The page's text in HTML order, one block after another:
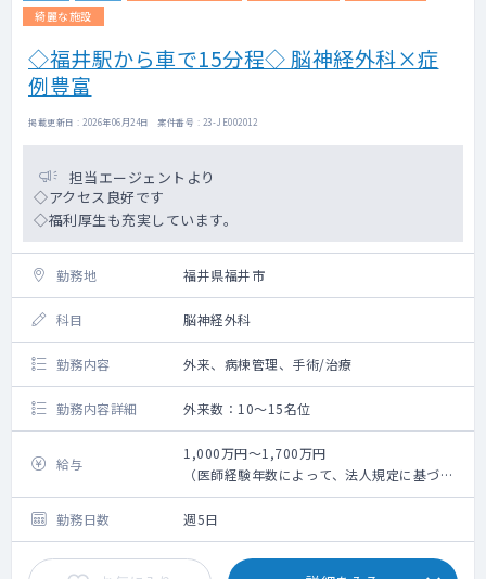
綺麗な施設
◇福井駅から車で15分程◇ 脳神経外科×症
例豊富
掲載更新日 : 2026年06月24日 案件番号 : 23-JE002012
担当エージェントより
◇アクセス良好です
◇福利厚生も充実しています。
勤務地 福井県福井市
科目 脳神経外科
勤務内容 外来、病棟管理、手術/治療
勤務内容詳細 外来数：10～15名位
給与
1,000万円～1,700万円
（医師経験年数によって、法人規定に基づ
き、給与試算）
勤務日数
週5日